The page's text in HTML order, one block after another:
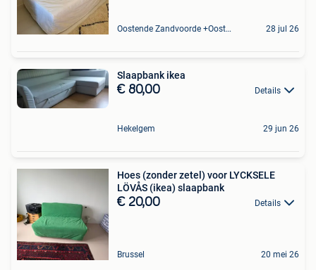
Oostende Zandvoorde +Oostende 28 jul 26
Slaapbank ikea
€ 80,00 Details
Hekelgem 29 jun 26
Hoes (zonder zetel) voor LYCKSELE
LÖVÅS (ikea) slaapbank
€ 20,00 Details
Brussel 20 mei 26